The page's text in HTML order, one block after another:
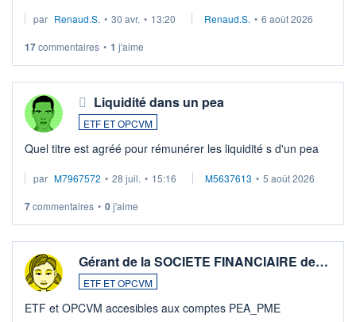
Investissement long terme tip top pour sa retraite.
par Renaud.S. • 30 avr. • 13:20 Renaud.S. • 6 août 2026
17commentaires • 1 j'aime
Liquidité dans un pea
ETF ET OPCVM
Quel titre est agréé pour rémunérer les liquidité s d'un pea
par M7967572 • 28 juil. • 15:16 M5637613 • 5 août 2026
7commentaires • 0j'aime
Gérant de la SOCIETE FINANCIAIRE de…
ETF ET OPCVM
ETF et OPCVM accesibles aux comptes PEA_PME